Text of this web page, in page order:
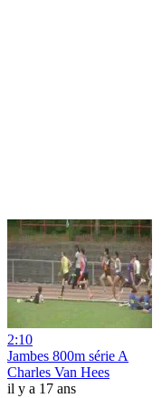
2:10
Jambes 800m série A
Charles Van Hees
il y a 17 ans